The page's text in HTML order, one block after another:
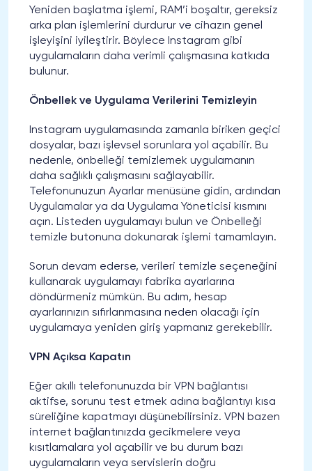
Yeniden başlatma işlemi, RAM’i boşaltır, gereksiz
arka plan işlemlerini durdurur ve cihazın genel
işleyişini iyileştirir. Böylece Instagram gibi
uygulamaların daha verimli çalışmasına katkıda
bulunur.
Önbellek ve Uygulama Verilerini Temizleyin
Instagram uygulamasında zamanla biriken geçici
dosyalar, bazı işlevsel sorunlara yol açabilir. Bu
nedenle, önbelleği temizlemek uygulamanın
daha sağlıklı çalışmasını sağlayabilir.
Telefonunuzun Ayarlar menüsüne gidin, ardından
Uygulamalar ya da Uygulama Yöneticisi kısmını
açın. Listeden uygulamayı bulun ve Önbelleği
temizle butonuna dokunarak işlemi tamamlayın.
Sorun devam ederse, verileri temizle seçeneğini
kullanarak uygulamayı fabrika ayarlarına
döndürmeniz mümkün. Bu adım, hesap
ayarlarınızın sıfırlanmasına neden olacağı için
uygulamaya yeniden giriş yapmanız gerekebilir.
VPN Açıksa Kapatın
Eğer akıllı telefonunuzda bir VPN bağlantısı
aktifse, sorunu test etmek adına bağlantıyı kısa
süreliğine kapatmayı düşünebilirsiniz. VPN bazen
internet bağlantınızda gecikmelere veya
kısıtlamalara yol açabilir ve bu durum bazı
uygulamaların veya servislerin doğru